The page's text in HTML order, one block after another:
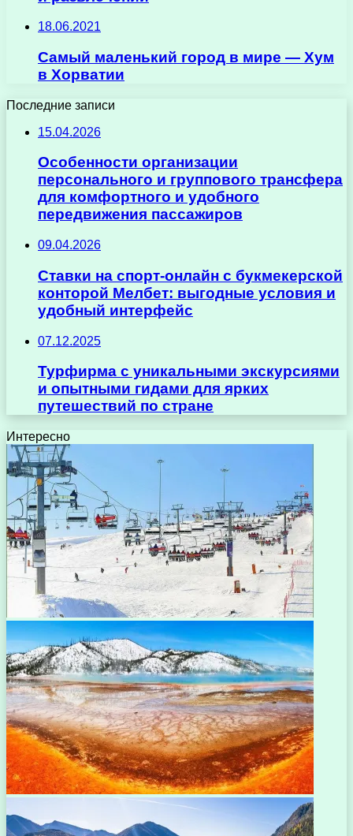
18.06.2021
Самый маленький город в мире — Хум
в Хорватии
Последние записи
15.04.2026
Особенности организации
персонального и группового трансфера
для комфортного и удобного
передвижения пассажиров
09.04.2026
Ставки на спорт-онлайн с букмекерской
конторой Мелбет: выгодные условия и
удобный интерфейс
07.12.2025
Турфирма с уникальными экскурсиями
и опытными гидами для ярких
путешествий по стране
Интересно